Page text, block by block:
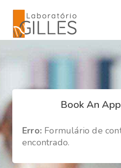
Book An
Erro: Formulário de
encontrado.